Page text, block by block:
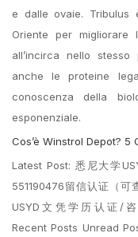
e dalle ovaie.
Oriente per
all’incirca nello
anche le proteine
conoscenza della
esponenziale.
Cos’è Winstrol Depot? 5
Latest Post: 悉尼大学
551190476留信认证（
USYD文凭学历认证/
Recent Posts Unread